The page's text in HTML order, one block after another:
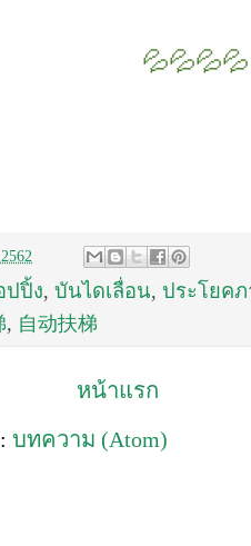
💦💦💦💦
ปปิ้ง, บันไดเลื่อน, ประโยค
, 自动扶梯
หน้าแรก
บทความ (Atom)